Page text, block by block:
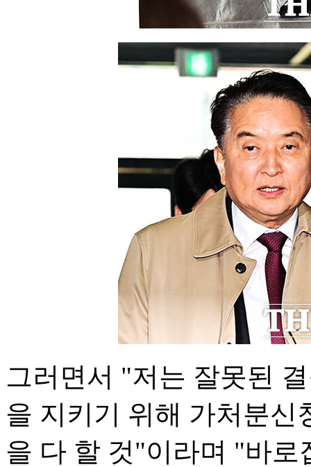
그러면서 "저는 잘못된
을 지키기 위해 가처분신
을 다 할 것"이라며 "바